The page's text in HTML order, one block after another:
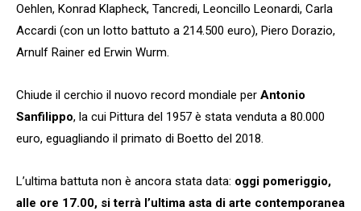
Oehlen, Konrad Klapheck, Tancredi, Leoncillo Leonardi, Carla
Accardi (con un lotto battuto a 214.500 euro), Piero Dorazio,
Arnulf Rainer ed Erwin Wurm.
Chiude il cerchio il nuovo record mondiale per Antonio
Sanfilippo, la cui Pittura del 1957 è stata venduta a 80.000
euro, eguagliando il primato di Boetto del 2018.
L’ultima battuta non è ancora stata data: oggi pomeriggio,
alle ore 17.00, si terrà l’ultima asta di arte contemporanea